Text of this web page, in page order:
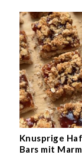
Knusprige
Bars mit